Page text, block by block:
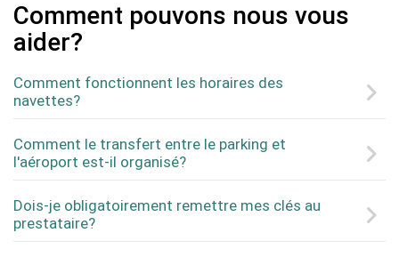
Comment pouvons nous vous
aider?
Comment fonctionnent les horaires des
navettes?
Comment le transfert entre le parking et
l'aéroport est-il organisé?
Dois-je obligatoirement remettre mes clés au
prestataire?